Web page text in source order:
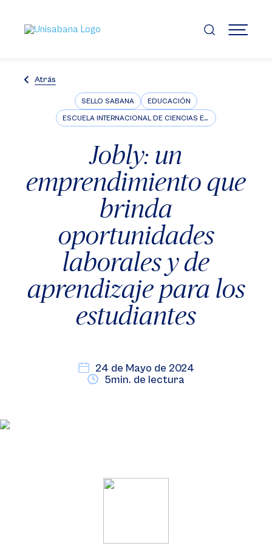
contenido
principal
MENÚ
Atrás
SELLO SABANA EDUCACIÓN
ESCUELA INTERNACIONAL DE CIENCIAS ECONÓMICAS Y ADMINISTRATIVAS
Jobly: un
emprendimiento que
brinda
oportunidades
laborales y de
aprendizaje para los
estudiantes
24 de Mayo de 2024
5min. de lectura